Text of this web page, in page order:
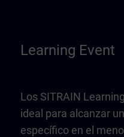
Learning Event
Los SITRAIN
ideal para alcanzar
específico en el